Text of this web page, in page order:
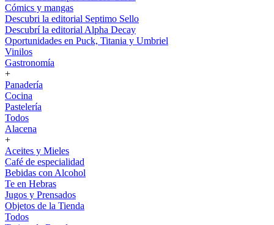
Cómics y mangas
Descubri la editorial Septimo Sello
Descubrí la editorial Alpha Decay
Oportunidades en Puck, Titania y Umbriel
Vinilos
Gastronomía
+
Panadería
Cocina
Pastelería
Todos
Alacena
+
Aceites y Mieles
Café de especialidad
Bebidas con Alcohol
Te en Hebras
Jugos y Prensados
Objetos de la Tienda
Todos